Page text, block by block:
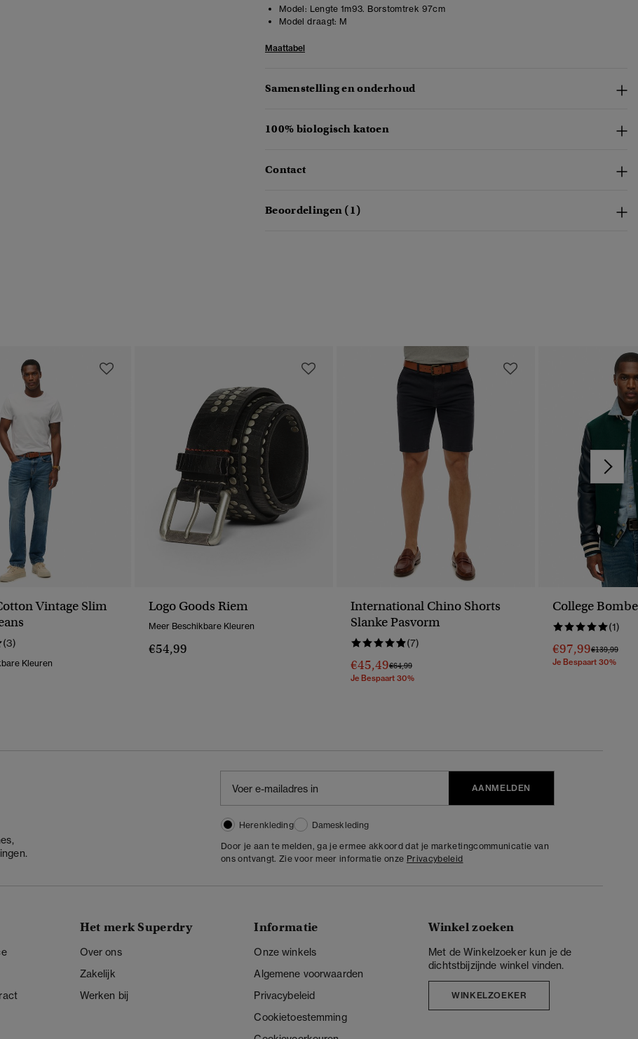
Model: Lengte 1m93. Borstomtrek 97cm
Model draagt: M
Maattabel
Samenstelling en onderhoud
100% biologisch katoen
Contact
Beoordelingen (1)
Vintage Slim
(3)
Kleuren
Logo Goods Riem
Meer Beschikbare Kleuren
€54,99
International Chino Shorts
Slanke Pasvorm
(7)
€45,49Prijs Verlaagd Van
€64,99Naar
Je Bespaart 30%
College
(1)
€97,99Prijs
€139,99Naar
Je Bespaart 30%
AANMELDEN
Herenkleding
Dameskleding
Door je aan te melden, ga je ermee akkoord dat je marketingcommunicatie van
ons ontvangt. Zie voor meer informatie onze Privacybeleid
Het merk Superdry
Over ons
Zakelijk
Werken bij
Informatie
Onze winkels
Algemene voorwaarden
Privacybeleid
Cookietoestemming
Winkel zoeken
Met de Winkelzoeker kun je de
dichtstbijzijnde winkel vinden.
WINKELZOEKER